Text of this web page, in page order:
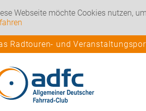
Webseite möchte Cookies nutzen,
Radtouren- und